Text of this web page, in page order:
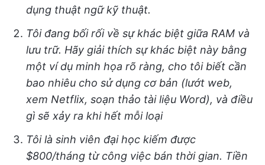
dụng thuật ngữ kỹ thuật.
Tôi đang bối rối về sự khác biệt giữa RAM và
lưu trữ. Hãy giải thích sự khác biệt này bằng
một ví dụ minh họa rõ ràng, cho tôi biết cần
bao nhiêu cho sử dụng cơ bản (lướt web,
xem Netflix, soạn thảo tài liệu Word), và điều
gì sẽ xảy ra khi hết mỗi loại
Tôi là sinh viên đại học kiếm được
$800/tháng từ công việc bán thời gian. Tiền